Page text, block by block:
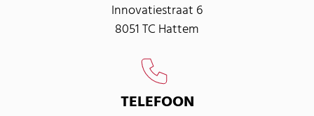
Innovatiestraat 6
8051 TC Hattem
TELEFOON